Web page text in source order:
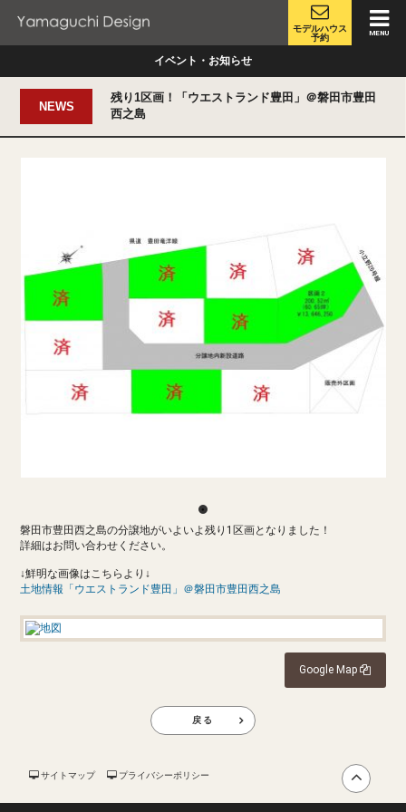
モデルハウス
予約
MENU
イベント・お知らせ
NEWS
残り1区画！「ウエストランド豊田」＠磐田市豊田
西之島
磐田市豊田西之島の分譲地がいよいよ残り1区画となりました！
詳細はお問い合わせください。
↓鮮明な画像はこちらより↓
土地情報「ウエストランド豊田」＠磐田市豊田西之島
Google Map
戻る
サイトマップ プライバシーポリシー